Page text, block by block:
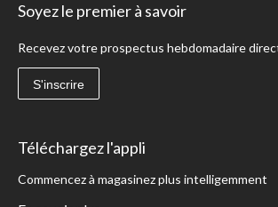
Soyez le premier à savoir
Recevez votre prospectus hebdomadaire
S'inscrire
Téléchargez l'appli
Commencez à magasinez plus intelligemment